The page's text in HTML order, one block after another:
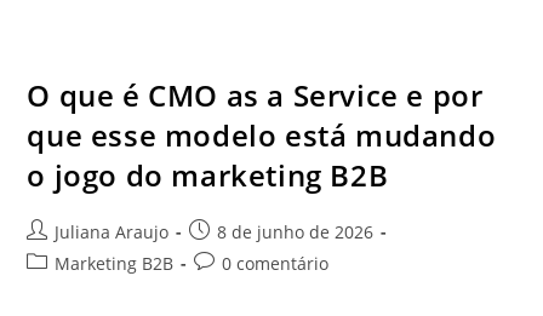
O que é CMO as a Service e por
que esse modelo está mudando
o jogo do marketing B2B
Juliana Araujo
8 de junho de 2026
Marketing B2B
0 comentário